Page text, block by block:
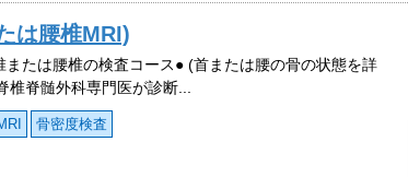
は腰椎MRI)
または腰椎の検査コース● (首または腰の骨の状態を詳
椎脊髄外科専門医が診断...
骨密度検査